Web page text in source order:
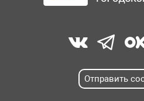
Отправить